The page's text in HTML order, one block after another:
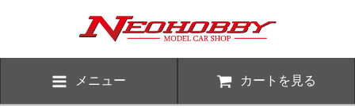
メニュー カートを見る